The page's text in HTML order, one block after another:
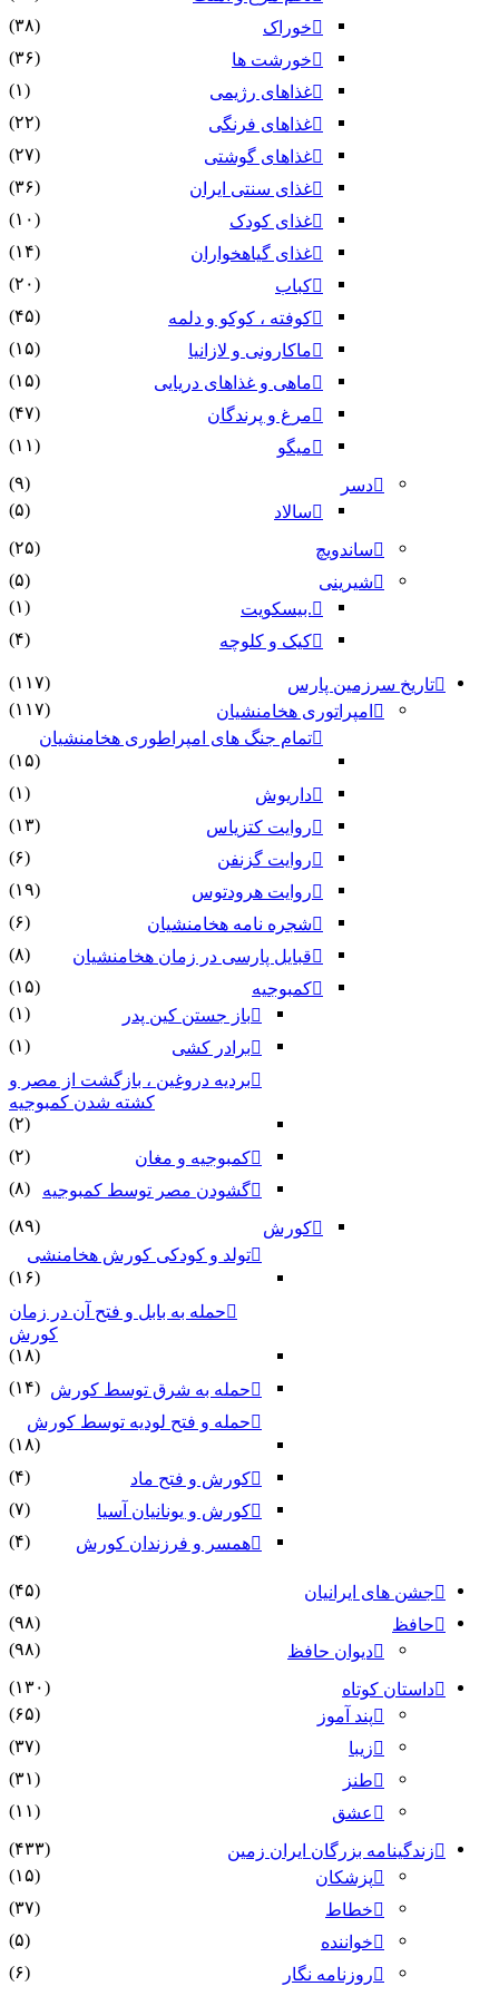
خوراک
(۳۸)
خورشت ها
(۳۶)
غذاهای رژیمی
(۱)
غذاهای فرنگی
(۲۲)
غذاهای گوشتی
(۲۷)
غذای سنتی ایران
(۳۶)
غذای کودک
(۱۰)
غذای گیاهخواران
(۱۴)
کباب
(۲۰)
کوفته ، کوکو و دلمه
(۴۵)
ماکارونی و لازانیا
(۱۵)
ماهی و غذاهای دریایی
(۱۵)
مرغ و پرندگان
(۴۷)
میگو
(۱۱)
دسر
(۹)
سالاد
(۵)
ساندویچ
(۲۵)
شیرینی
(۵)
.بیسکویت
(۱)
کیک و کلوچه
(۴)
تاریخ سرزمین پارس
(۱۱۷)
امپراتوری هخامنشیان
(۱۱۷)
تمام جنگ های امپراطوری هخامنشیان
(۱۵)
داریوش
(۱)
روایت کتزیاس
(۱۳)
روایت گزنفن
(۶)
روایت هرودتوس
(۱۹)
شجره نامه هخامنشیان
(۶)
قبایل پارسی در زمان هخامنشیان
(۸)
کمبوجیه
(۱۵)
باز جستن کین پدر
(۱)
برادر کشی
(۱)
بردیه دروغین ، بازگشت از مصر و
کشته شدن کمبوجیه
(۲)
کمبوجیه و مغان
(۲)
گشودن مصر توسط کمبوجیه
(۸)
کورش
(۸۹)
تولد و کودکی کورش هخامنشی
(۱۶)
حمله به بابل و فتح آن در زمان
کورش
(۱۸)
حمله به شرق توسط کورش (۱۴)
حمله و فتح لودیه توسط کورش
(۱۸)
کورش و فتح ماد
(۴)
کورش و یونانیان آسیا
(۷)
همسر و فرزندان کورش
(۴)
جشن های ایرانیان
(۴۵)
حافظ
(۹۸)
دیوان حافظ
(۹۸)
داستان کوتاه
(۱۳۰)
پند آموز
(۶۵)
زیبا
(۳۷)
طنز
(۳۱)
عشق
(۱۱)
زندگینامه بزرگان ایران زمین
(۴۳۳)
پزشکان
(۱۵)
خطاط
(۳۷)
خواننده
(۵)
روزنامه نگار
(۶)